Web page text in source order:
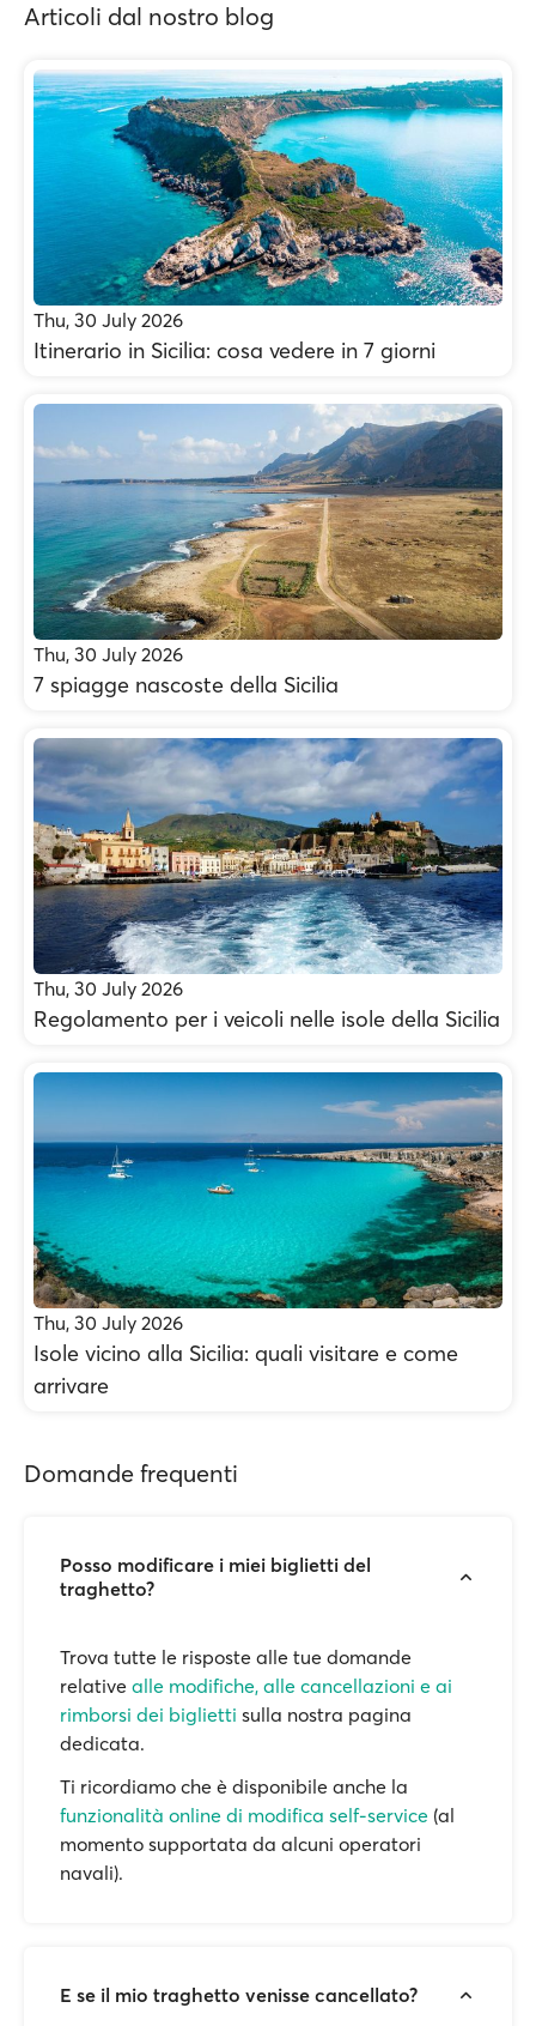
Articoli dal nostro blog
Thu, 30 July 2026
Itinerario in Sicilia: cosa vedere in 7 giorni
Thu, 30 July 2026
7 spiagge nascoste della Sicilia
Thu, 30 July 2026
Regolamento per i veicoli nelle isole della Sicilia
Thu, 30 July 2026
Isole vicino alla Sicilia: quali visitare e come
arrivare
Domande frequenti
Posso modificare i miei biglietti del
traghetto?
Trova tutte le risposte alle tue domande
relative alle modifiche, alle cancellazioni e ai
rimborsi dei biglietti sulla nostra pagina
dedicata.
Ti ricordiamo che è disponibile anche la
funzionalità online di modifica self-service (al
momento supportata da alcuni operatori
navali).
E se il mio traghetto venisse cancellato?